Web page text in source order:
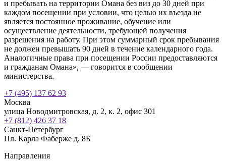
и пребывать на территории Омана без виз до 30 дней при
каждом посещении при условии, что целью их въезда не
является постоянное проживание, обучение или
осуществление деятельности, требующей получения
разрешения на работу. При этом суммарный срок пребывания
не должен превышать 90 дней в течение календарного года.
Аналогичные права при посещении России предоставляются
и гражданам Омана», — говорится в сообщении
министерства.
+7 (495) 137 62 93
Москва
улица Новодмитровская, д. 2, к. 2, офис 301
+7 (812) 426 37 18
Санкт-Петербург
Пл. Карла Фаберже д. 8Б
Направления